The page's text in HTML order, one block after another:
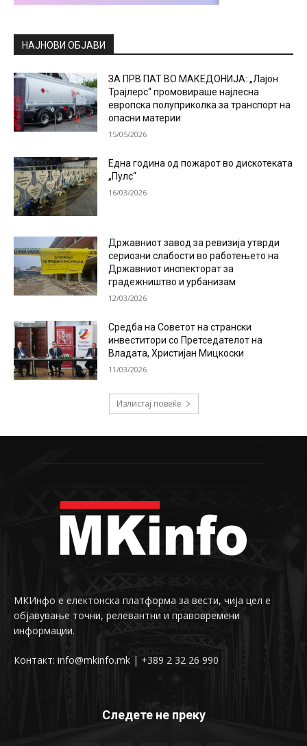
НАЈНОВИ ОБЈАВИ
ЗА ПРВ ПАТ ВО МАКЕДОНИЈА: „Лајон
Трајлерс“ промовираше најлесна
европска полуприколка за транспорт на
опасни материи
15/05/2026
Една година од пожарот во дискотеката
„Пулс“
16/03/2026
Државниот завод за ревизија утврди
сериозни слабости во работењето на
Државниот инспекторат за
градежништво и урбанизам
12/03/2026
Средба на Советот на странски
инвеститори со Претседателот на
Владата, Христијан Мицкоски
11/03/2026
Излистај повеќе
МКИнфо е електонска платформа за вести, чија цел е
објавување точни, релевантни и правовремени
информации.
Контакт: info@mkinfo.mk | +389 2 32 26 990
Следете не преку